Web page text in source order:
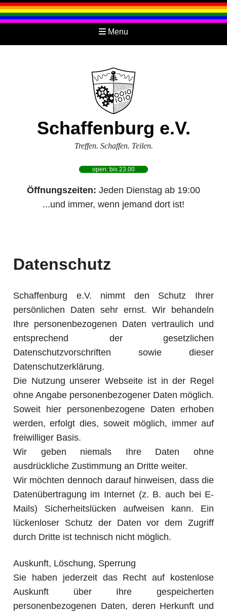
Menu
Schaffenburg e.V.
Treffen. Schaffen. Teilen.
open: bis 23.00
Öffnungszeiten: Jeden Dienstag ab 19:00
...und immer, wenn jemand dort ist!
Datenschutz
Schaffenburg e.V. nimmt den Schutz Ihrer
persönlichen Daten sehr ernst. Wir behandeln
Ihre personenbezogenen Daten vertraulich und
entsprechend der gesetzlichen
Datenschutzvorschriften sowie dieser
Datenschutzerklärung.
Die Nutzung unserer Webseite ist in der Regel
ohne Angabe personenbezogener Daten möglich.
Soweit hier personenbezogene Daten erhoben
werden, erfolgt dies, soweit möglich, immer auf
freiwilliger Basis.
Wir geben niemals Ihre Daten ohne
ausdrückliche Zustimmung an Dritte weiter.
Wir möchten dennoch darauf hinweisen, dass die
Datenübertragung im Internet (z. B. auch bei E-
Mails) Sicherheitslücken aufweisen kann. Ein
lückenloser Schutz der Daten vor dem Zugriff
durch Dritte ist technisch nicht möglich.
Auskunft, Löschung, Sperrung
Sie haben jederzeit das Recht auf kostenlose
Auskunft über Ihre gespeicherten
personenbezogenen Daten, deren Herkunft und